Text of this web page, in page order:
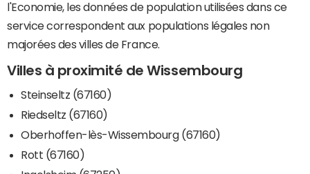
l'Economie, les données de population utilisées dans ce
service correspondent aux populations légales non
majorées des villes de France.
Villes à proximité de Wissembourg
Steinseltz (67160)
Riedseltz (67160)
Oberhoffen-lès-Wissembourg (67160)
Rott (67160)